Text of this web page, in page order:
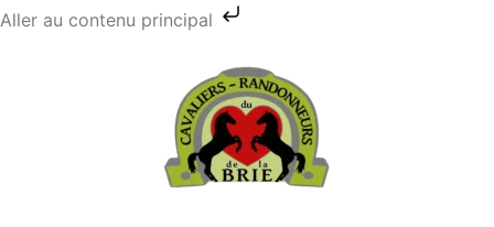
Aller au contenu principal